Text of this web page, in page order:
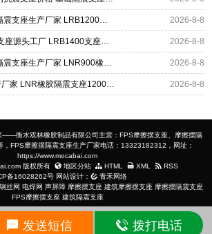
防震隔震支座 高层橡胶隔震支座生产厂家 LRB1200橡胶隔震支座多少钱 2026-8-8
LNR1000建筑隔震橡胶支座源头工厂 LRB1400支座生产厂家 建筑水平力隔震支座厂家 2026-8-8
隔震支座单价 建筑摩擦隔震支座生产厂家 LNR900橡胶支座生产厂家 2026-8-8
HDR600高阻尼支座生产厂家 LNR橡胶隔震支座1200厂家 建筑抗震铅芯支座厂家 2026-8-8
发送短信 拨打电话
——衡水双林橡胶制品有限公司主营：FPS摩擦摆支座、摩擦摆隔
，FPS摩擦摆隔震支座生产厂家电话：13323182312，网址：
https://www.mocabai.com
版权所有
地区分站 HTML XML
RSS
备16028262号网站设计：
青禾网络
钢丝网 电焊网 声屏障 摩擦摆支座 建筑摩擦摆支座 摩擦摆隔震支座
FPS摩擦摆支座 建筑隔震支座